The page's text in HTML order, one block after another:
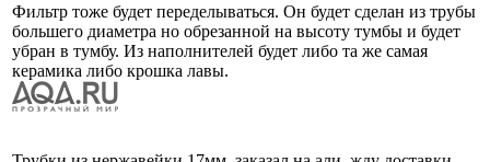
Фильтр тоже будет переделываться. Он будет сделан из трубы
большего диаметра но обрезанной на высоту тумбы и будет
убран в тумбу. Из наполнителей будет либо та же самая
керамика либо крошка лавы.